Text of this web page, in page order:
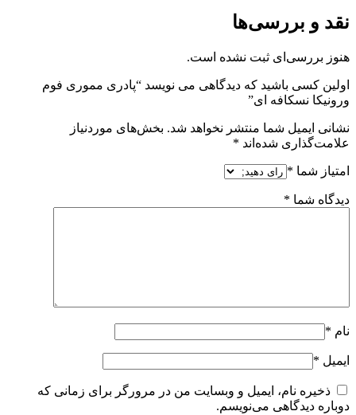
نقد و بررسی‌ها
هنوز بررسی‌ای ثبت نشده است.
اولین کسی باشید که دیدگاهی می نویسد “پادری مموری فوم
ورونیکا نسکافه ای”
نشانی ایمیل شما منتشر نخواهد شد. بخش‌های موردنیاز
علامت‌گذاری شده‌اند *
امتیاز شما *
دیدگاه شما *
نام *
ایمیل *
ذخیره نام، ایمیل و وبسایت من در مرورگر برای زمانی که
دوباره دیدگاهی می‌نویسم.